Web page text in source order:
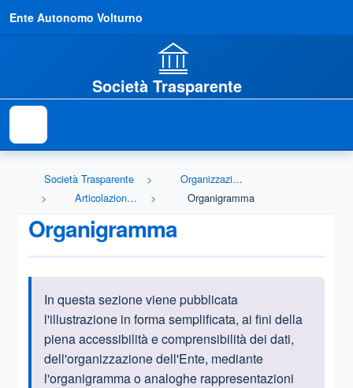
Ente Autonomo Volturno
Società Trasparente
Società Trasparente
Organizzazione
Articolazione degli uffici
Organigramma
Organigramma
Informazioni introduttive
In questa sezione viene pubblicata
l'illustrazione in forma semplificata, ai fini della
piena accessibilità e comprensibilità dei dati,
dell'organizzazione dell'Ente, mediante
l'organigramma o analoghe rappresentazioni